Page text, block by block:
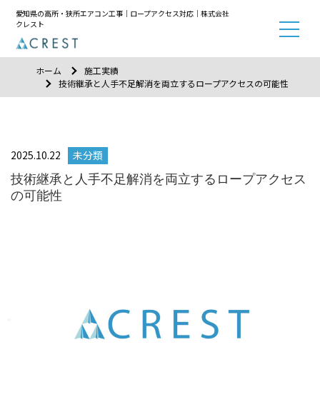
愛知県の高所・狭所エアコン工事｜ロープアクセス対応｜株式会社
クレスト
ホーム
施工実績
技術継承と人手不足解消を両立するロープアクセスの可能性
2025.10.22
未分類
技術継承と人手不足解消を両立するロープアクセス
の可能性